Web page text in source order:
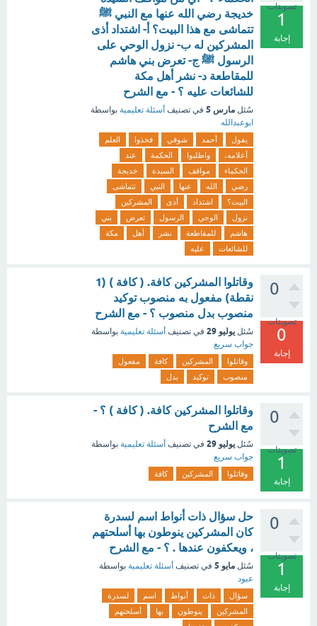
تصويتات
1
إجابة
خديجة رضي الله عنها مع النبي ﷺ
تتماشى مع هذا البيت؟ أ- اشتداد أذى
المشركين له ب- نزول الوحي على
الرسول ﷺ ج- تعرض بني هاشم
للمقاطعة د- نشر أهل مكة
للشائعات عليه ؟ - مع الشرح
سُئل مارس 5 في تصنيف أسئلة تعليمية بواسطة
ابوعبدالله
يقول أحمد شوقي فخذوا
العلم
أعلامه،
واطلبوا الحكمة
عند
الحكماء
مواقف السيدة
خديجة
رضي
الله عنها النبي
تتماشى
البيت؟
اشتداد أذى
المشركين
نزول
الوحي الرسول تعرض
بني
هاشم
للمقاطعة نشر أهل
مكة
للشائعات
عليه
0
تصويتات
0
إجابة
وقاتلوا المشركين كافة. ( كافة ) (1
نقطة) ‏مفعول به منصوب ‏توكيد
منصوب ‏بدل منصوب ؟ - مع الشرح
سُئل يوليو 29 في تصنيف أسئلة تعليمية بواسطة
جواب سريع
وقاتلوا المشركين كافة
مفعول
منصوب
توكيد بدل
0
تصويتات
1
إجابة
وقاتلوا المشركين كافة. ( كافة ) ؟ -
مع الشرح
سُئل يوليو 29 في تصنيف أسئلة تعليمية بواسطة
جواب سريع
وقاتلوا المشركين كافة
0
تصويتات
1
إجابة
حل سؤال ذات أنواط اسم لسدرة
كان المشركين ينوطون بها أسلحتهم
، ويعكفون عندها . ؟ - مع الشرح
سُئل مايو 5 في تصنيف أسئلة تعليمية بواسطة
عبود
سؤال ذات أنواط اسم
لسدرة
المشركين
ينوطون بها
أسلحتهم